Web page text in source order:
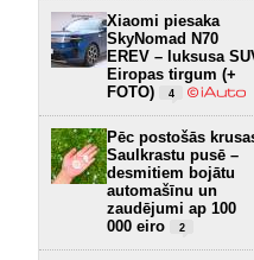
Xiaomi piesaka
SkyNomad N70
EREV – luksusa
Eiropas tirgum (+
FOTO)
4
Pēc postošās
Saulkrastu pusē –
desmitiem bojātu
automašīnu un
zaudējumi ap 100
000 eiro
2